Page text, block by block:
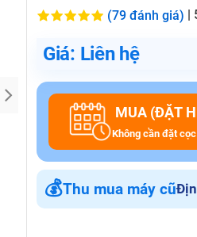
Bảo Hành One
(79 đánh giá) |
Giá: Liên hệ
MUA (ĐẶT
Không cần đặt
💰Thu mua máy cũ